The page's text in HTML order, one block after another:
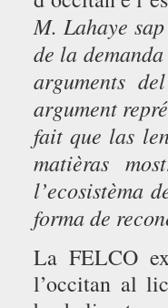
M. Lahaye
de la
arguments
argument
fait que las
matièras
l’ecosistèma
forma de
La FELCO
l’occitan al